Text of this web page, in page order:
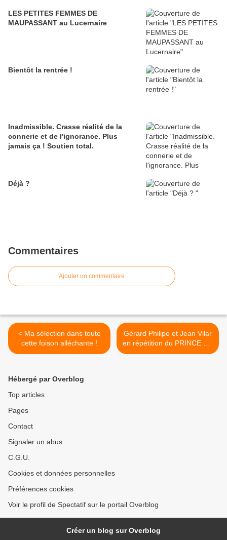
LES PETITES FEMMES DE
MAUPASSANT au Lucernaire
Bientôt la rentrée !
Inadmissible. Crasse réalité de la
connerie et de l'ignorance. Plus
jamais ça ! Soutien total.
Déjà ?
Commentaires
Ajouter un commentaire
< Ma sélection dans toute
cette foison alléchante !
Gérard Philipe et Jean Vilar
en répétition du PRINCE DE
HOMBOURG (1956) ©
Hébergé par Overblog
Top articles
Pages
Contact
Signaler un abus
C.G.U.
Cookies et données personnelles
Préférences cookies
Voir le profil de Spectatif sur le portail Overblog
Créer un blog sur Overblog